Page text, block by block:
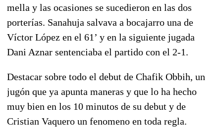
mella y las ocasiones se sucedieron en las dos
porterías. Sanahuja salvava a bocajarro una de
Víctor López en el 61’ y en la siguiente jugada
Dani Aznar sentenciaba el partido con el 2-1.
Destacar sobre todo el debut de Chafik Obbih, un
jugón que ya apunta maneras y que lo ha hecho
muy bien en los 10 minutos de su debut y de
Cristian Vaquero un fenomeno en toda regla.